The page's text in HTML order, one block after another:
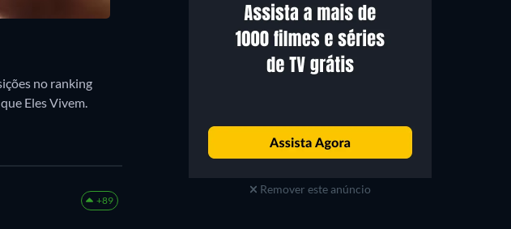
Remover este anúncio
no ranking
Eles Vivem.
+89